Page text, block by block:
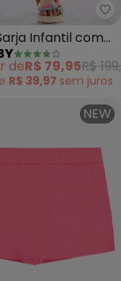
Infantil
Infantil com
deR$ 79,95R$
R$ 39,97 sem juros
NEW